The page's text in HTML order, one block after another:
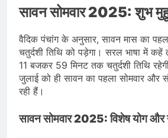
सावन सोमवार 2025: शुभ
वैदिक पंचांग के अनुसार, सावन मास का
चतुर्दशी तिथि को पड़ेगा। सरल भाषा में कहें
11 बजकर 59 मिनट तक चतुर्दशी तिथि
जुलाई को ही सावन का पहला सोमवार और
रही हैं।
सावन सोमवार 2025: विशेष योग और